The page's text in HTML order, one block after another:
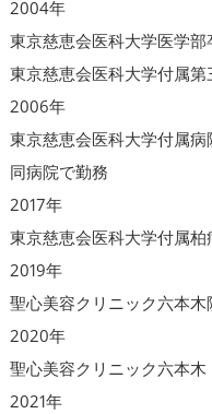
2004年
東京慈恵会医科大学医学部
東京慈恵会医科大学付属
2006年
東京慈恵会医科大学付属
同病院で勤務
2017年
東京慈恵会医科大学付属
2019年
聖心美容クリニック六本木
2020年
聖心美容クリニック六本木
2021年